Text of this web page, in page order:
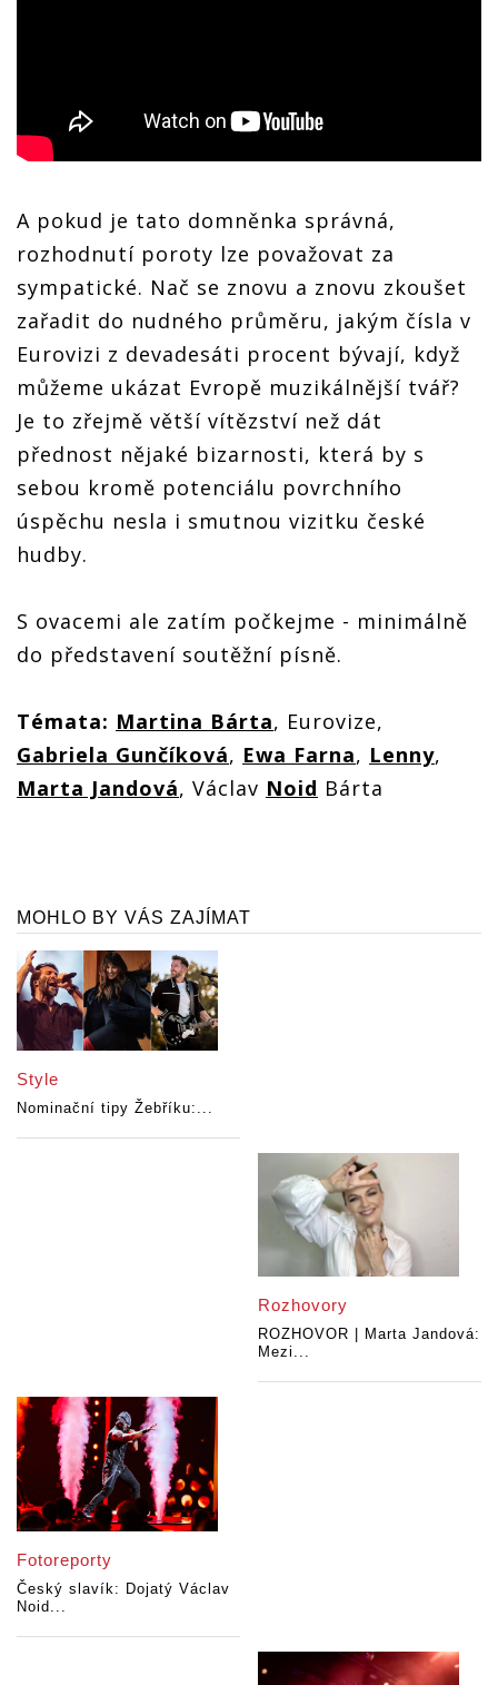
A pokud je tato domněnka správná,
rozhodnutí poroty lze považovat za
sympatické. Nač se znovu a znovu zkoušet
zařadit do nudného průměru, jakým čísla v
Eurovizi z devadesáti procent bývají, když
můžeme ukázat Evropě muzikálnější tvář?
Je to zřejmě větší vítězství než dát
přednost nějaké bizarnosti, která by s
sebou kromě potenciálu povrchního
úspěchu nesla i smutnou vizitku české
hudby.
S ovacemi ale zatím počkejme - minimálně
do představení soutěžní písně.
Témata: Martina Bárta, Eurovize,
Gabriela Gunčíková, Ewa Farna, Lenny,
Marta Jandová, Václav Noid Bárta
MOHLO BY VÁS ZAJÍMAT
Style
Nominační tipy Žebříku:...
Rozhovory
ROZHOVOR | Marta Jandová:
Mezi...
Fotoreporty
Český slavík: Dojatý Václav
Noid...